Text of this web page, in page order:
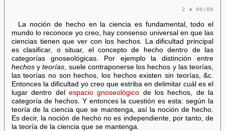
2 ❦ 00:08
La noción de hecho en la ciencia es fundamental, todo el
mundo lo reconoce yo creo, hay consenso universal en que las
ciencias tienen que ver con los hechos. La dificultad principal
es clasificar, o situar, el concepto de hecho dentro de las
categorías gnoseológicas. Por ejemplo la distinción entre
hechosyteorías , suele contraponerse los hechos y las teorías,
las teorías no son hechos, los hechos existen sin teorías, &c.
Entonces la dificultad yo creo que estriba en delimitar cuál es el
lugar dentro del espacio gnoseológico de los hechos, de la
categoría de hechos. Y entonces la cuestión es esta: según la
teoría de la ciencia que se mantenga, así la noción de hecho.
Es decir, la noción de hecho no es independiente, por tanto, de
la teoría de la ciencia que se mantenga.